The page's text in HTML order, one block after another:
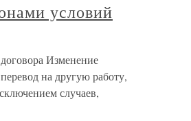
условий
Изменение
на другую работу,
случаев,